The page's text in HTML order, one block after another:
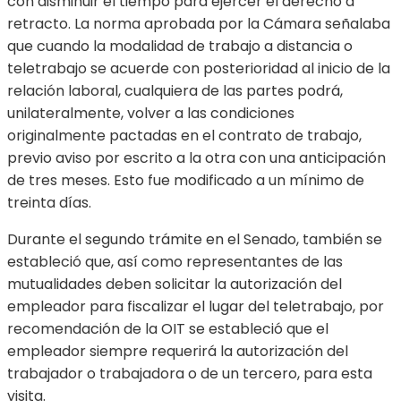
retracto. La norma aprobada por la Cámara señalaba
que cuando la modalidad de trabajo a distancia o
teletrabajo se acuerde con posterioridad al inicio de la
relación laboral, cualquiera de las partes podrá,
unilateralmente, volver a las condiciones
originalmente pactadas en el contrato de trabajo,
previo aviso por escrito a la otra con una anticipación
de tres meses. Esto fue modificado a un mínimo de
treinta días.
Durante el segundo trámite en el Senado, también se
estableció que, así como representantes de las
mutualidades deben solicitar la autorización del
empleador para fiscalizar el lugar del teletrabajo, por
recomendación de la OIT se estableció que el
empleador siempre requerirá la autorización del
trabajador o trabajadora o de un tercero, para esta
visita.